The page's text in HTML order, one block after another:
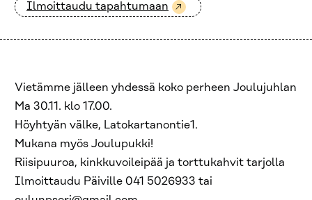
Ilmoittaudu tapahtumaan
Vietämme jälleen yhdessä koko perheen Joulujuhlan
Ma 30.11. klo 17.00.
Höyhtyän välke, Latokartanontie1.
Mukana myös Joulupukki!
Riisipuuroa, kinkkuvoileipää ja torttukahvit tarjolla
Ilmoittaudu Päiville 041 5026933 tai